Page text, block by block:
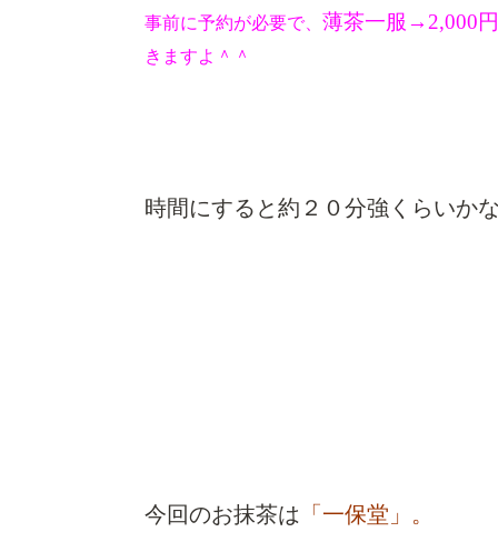
事前に予約が必要で、 薄茶一服→2,000円
きますよ＾＾
時間にすると約２０分強くらいか
今回のお抹茶は 「一保堂」。